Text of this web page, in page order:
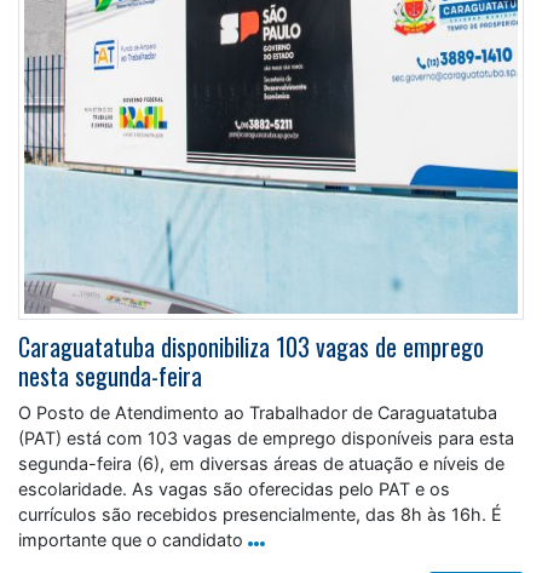
Caraguatatuba disponibiliza 103 vagas de emprego
nesta segunda-feira
O Posto de Atendimento ao Trabalhador de Caraguatatuba
(PAT) está com 103 vagas de emprego disponíveis para esta
segunda-feira (6), em diversas áreas de atuação e níveis de
escolaridade. As vagas são oferecidas pelo PAT e os
currículos são recebidos presencialmente, das 8h às 16h. É
importante que o candidato